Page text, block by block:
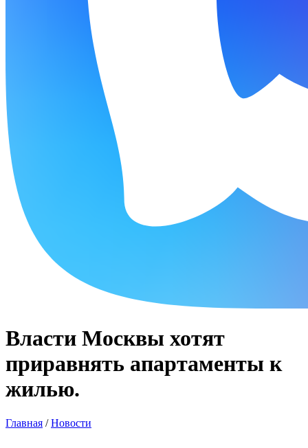
Власти Москвы хотят
приравнять апартаменты к
жилью.
Главная /Новости